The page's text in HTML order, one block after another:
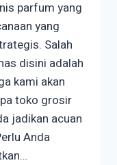
parfum yang
yang
Salah
disini adalah
kami akan
toko grosir
jadikan acuan
Anda